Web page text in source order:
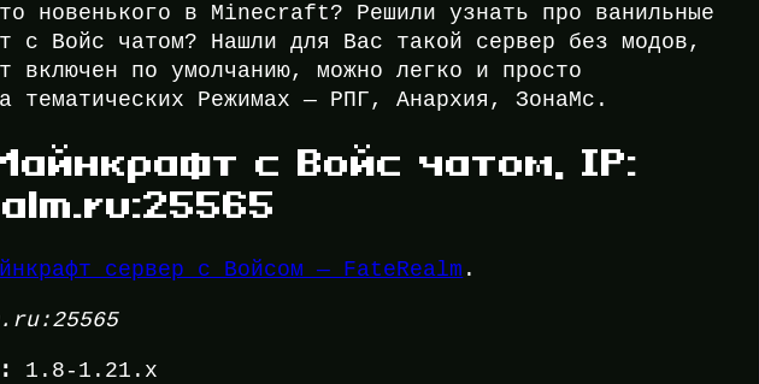
новенького в Minecraft? Решили узнать про ванильные
с Войс чатом? Нашли для Вас такой сервер без модов,
включен по умолчанию, можно легко и просто
тематических Режимах — РПГ, Анархия, ЗонаМс.
с Войс чатом, IP:
сервер с Войсом — FateRealm .
1.8-1.21.x